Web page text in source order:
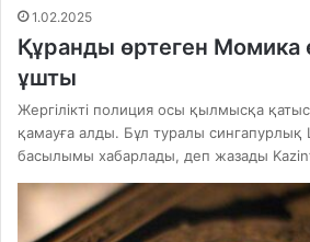
1.02.2025
Құранды өртеген Момика
ұшты
Жергілікті полиция осы қылмысқа
қамауға алды. Бұл туралы сингапурлық
басылымы хабарлады, деп жазады